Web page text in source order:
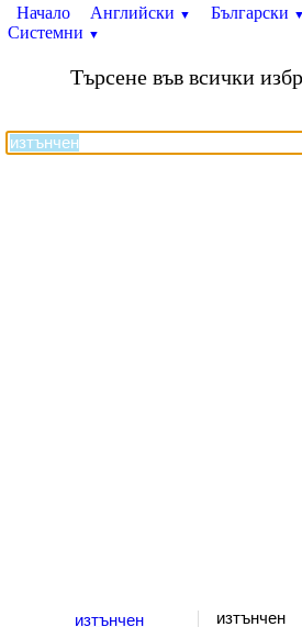
Начало Английски ▼ Български ▼
Системни ▼
Търсене във всички
изтънчен
изтънчен